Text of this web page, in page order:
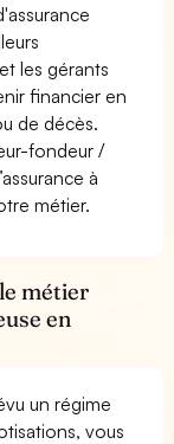
les gérants
financier en
de décès.
fondeur /
à
métier.
métier
en
un régime
vous